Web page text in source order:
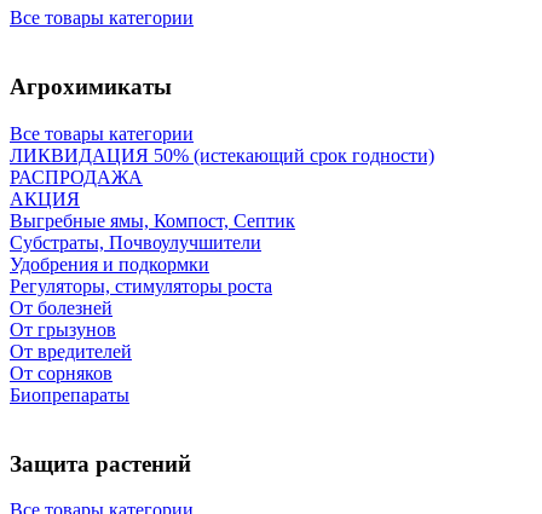
Все товары категории
Агрохимикаты
Все товары категории
ЛИКВИДАЦИЯ 50% (истекающий срок годности)
РАСПРОДАЖА
АКЦИЯ
Выгребные ямы, Компост, Септик
Субстраты, Почвоулучшители
Удобрения и подкормки
Регуляторы, стимуляторы роста
От болезней
От грызунов
От вредителей
От сорняков
Биопрепараты
Защита растений